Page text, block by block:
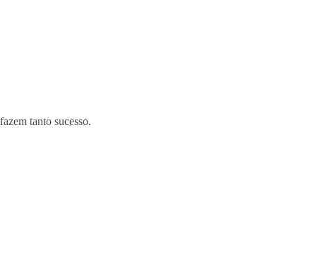
fazem tanto sucesso.